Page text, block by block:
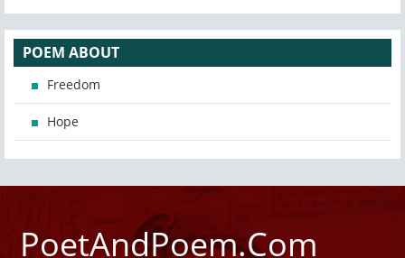
POEM ABOUT
Freedom
Hope
PoetAndPoem.Com